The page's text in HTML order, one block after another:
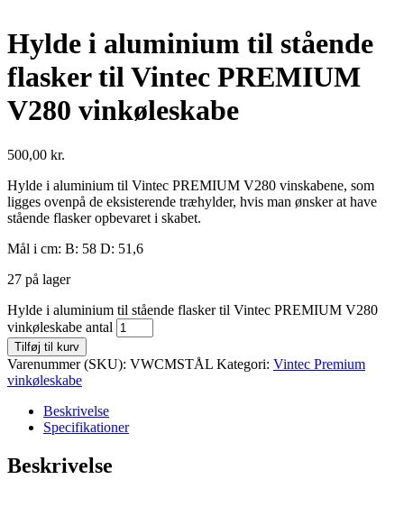
Hylde i aluminium til stående
flasker til Vintec PREMIUM
V280 vinkøleskabe
500,00 kr.
Hylde i aluminium til Vintec PREMIUM V280 vinskabene, som
ligges ovenpå de eksisterende træhylder, hvis man ønsker at have
stående flasker opbevaret i skabet.
Mål i cm: B: 58 D: 51,6
27 på lager
Hylde i aluminium til stående flasker til Vintec PREMIUM V280
vinkøleskabe antal
Tilføj til kurv
Varenummer (SKU): VWCMSTÅL Kategori: Vintec Premium
vinkøleskabe
Beskrivelse
Specifikationer
Beskrivelse